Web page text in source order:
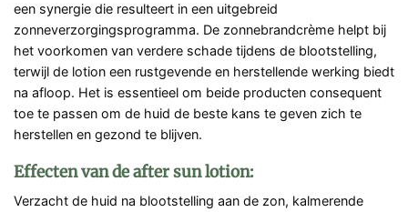
een synergie die resulteert in een uitgebreid
zonneverzorgingsprogramma. De zonnebrandcrème helpt bij
het voorkomen van verdere schade tijdens de blootstelling,
terwijl de lotion een rustgevende en herstellende werking biedt
na afloop. Het is essentieel om beide producten consequent
toe te passen om de huid de beste kans te geven zich te
herstellen en gezond te blijven.
Effecten van de after sun lotion:
Verzacht de huid na blootstelling aan de zon, kalmerende